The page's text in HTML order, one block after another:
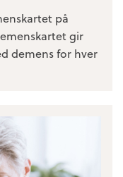
på
gir
demens for hver